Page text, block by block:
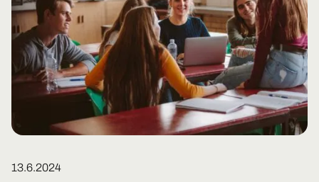
Posted on
13.6.2024